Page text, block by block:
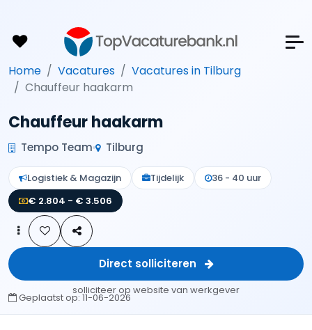
Home Vacatures
Vacatures in Tilburg
Chauffeur haakarm
Chauffeur haakarm
Tempo Team Tilburg
Logistiek & Magazijn Tijdelijk
36 - 40 uur
€ 2.804 - € 3.506
Direct solliciteren
solliciteer op website van werkgever
Geplaatst op:11-06-2026